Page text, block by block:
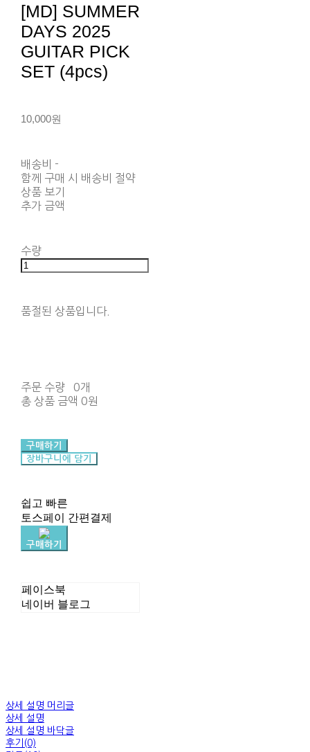
[MD] SUMMER
DAYS 2025
GUITAR PICK
SET (4pcs)
10,000원
배송비 -
함께 구매 시 배송비 절약
상품 보기
추가 금액
수량
품절된 상품입니다.
주문 수량
0개
총 상품 금액 0원
구매하기
장바구니에 담기
쉽고 빠른
토스페이 간편결제
구매하기
페이스북
네이버 블로그
상세 설명 머리글
상세 설명
상세 설명 바닥글
후기(0)